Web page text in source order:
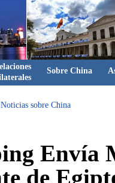
Sobre China
sobre China
Envía
de